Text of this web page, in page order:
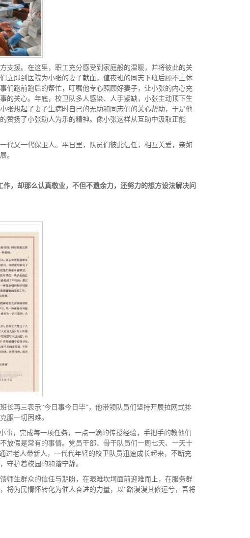
支援。在这里，职工充分感受到家庭般的温暖，并将彼此的关
立即到医院为小张的妻子献血，值夜班的同志下班后顾不上休
们跑前跑后的帮忙，叮嘱他专心照顾好妻子，让小张的内心充
的关心。年底，校卫队多人感染、人手紧缺，小张主动顶下生
张想起了妻子生病时自己的无助和同志们的关心帮助，于是他
赞扬了小张助人为乐的精神。像小张这样从互助中汲取正能
代又一代保卫人。平日里，队员们彼此信任，相互关爱，亲如
。
作，却那么认真敬业，不但不遗余力，还努力的想方设法解决问
长再三表示“今日事今日毕”，他带领队员们坚持开展拉网式排
服一切困难。
事，完成每一项任务，一点一滴的传授经验，手把手的教他们
放假是常有的事情。党员干部、骨干队员们一周七天、一天十
过老人带新人，一代代年轻的校卫队员迅速成长起来，不断充
守护着校园的和谐宁静。
师生群众的信任与期盼，在艰难坎坷面前迎难而上，在服务群
将为民情怀转化为催人奋进的力量，以“路漫漫其修远兮，吾将